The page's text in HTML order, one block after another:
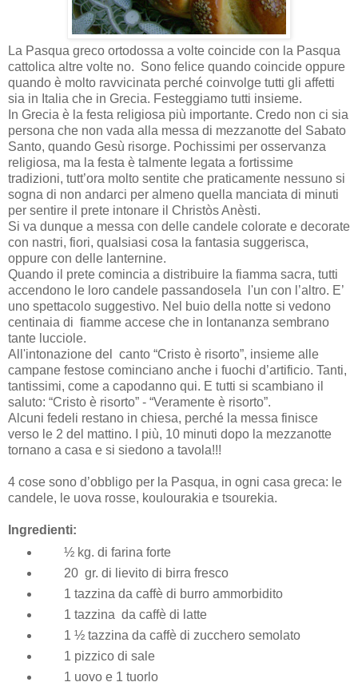
La Pasqua greco ortodossa a volte coincide con la Pasqua
cattolica altre volte no. Sono felice quando coincide oppure
quando è molto ravvicinata perché coinvolge tutti gli affetti
sia in Italia che in Grecia. Festeggiamo tutti insieme.
In Grecia è la festa religiosa più importante. Credo non ci sia
persona che non vada alla messa di mezzanotte del Sabato
Santo, quando Gesù risorge. Pochissimi per osservanza
religiosa, ma la festa è talmente legata a fortissime
tradizioni, tutt’ora molto sentite che praticamente nessuno si
sogna di non andarci per almeno quella manciata di minuti
per sentire il prete intonare il Christòs Anèsti.
Si va dunque a messa con delle candele colorate e decorate
con nastri, fiori, qualsiasi cosa la fantasia suggerisca,
oppure con delle lanternine.
Quando il prete comincia a distribuire la fiamma sacra, tutti
accendono le loro candele passandosela l'un con l’altro. E’
uno spettacolo suggestivo. Nel buio della notte si vedono
centinaia di fiamme accese che in lontananza sembrano
tante lucciole.
All'intonazione del canto “Cristo è risorto”, insieme alle
campane festose cominciano anche i fuochi d’artificio. Tanti,
tantissimi, come a capodanno qui. E tutti si scambiano il
saluto: “Cristo è risorto” - “Veramente è risorto”.
Alcuni fedeli restano in chiesa, perché la messa finisce
verso le 2 del mattino. I più, 10 minuti dopo la mezzanotte
tornano a casa e si siedono a tavola!!!
4 cose sono d’obbligo per la Pasqua, in ogni casa greca: le
candele, le uova rosse, koulourakia e tsourekia.
Ingredienti:
½ kg. di farina forte
20 gr. di lievito di birra fresco
1 tazzina da caffè di burro ammorbidito
1 tazzina da caffè di latte
1 ½ tazzina da caffè di zucchero semolato
1 pizzico di sale
1 uovo e 1 tuorlo